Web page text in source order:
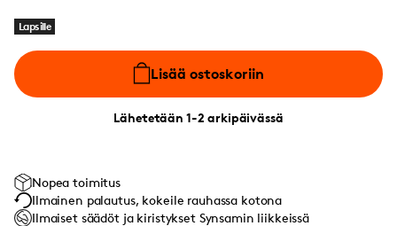
Lapsille
Lisää ostoskoriin
Lähetetään 1-2 arkipäivässä
Nopea toimitus
Ilmainen palautus, kokeile rauhassa kotona
Ilmaiset säädöt ja kiristykset Synsamin liikkeissä